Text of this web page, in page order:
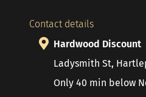
Contact details
Hardwood Discount
Ladysmith St,
Only 40 min below